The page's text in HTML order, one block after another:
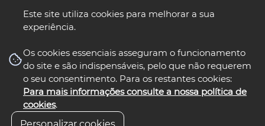
Este site utiliza cookies para melhorar a sua
experiência.
Os cookies essenciais asseguram o funcionamento
do site e são indispensáveis, pelo que não requerem
o seu consentimento. Para os restantes cookies:
Para mais informações consulte a nossa política de
cookies.
nos select language